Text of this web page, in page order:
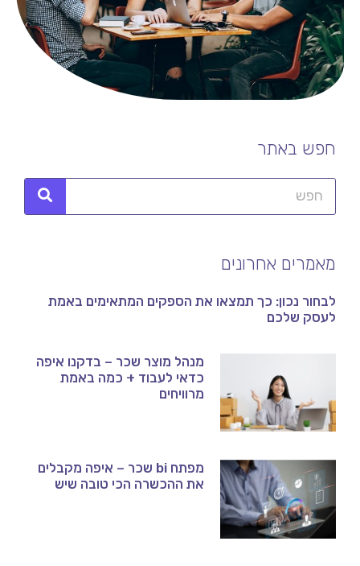
חפש באתר
מאמרים אחרונים
לבחור נכון: כך תמצאו את הספקים המתאימים באמת
לעסק שלכם
מנהל מוצר שכר – בדקנו איפה
כדאי לעבוד + כמה באמת
מרוויחים
מפתח bi שכר – איפה מקבלים
את ההכשרה הכי טובה שיש